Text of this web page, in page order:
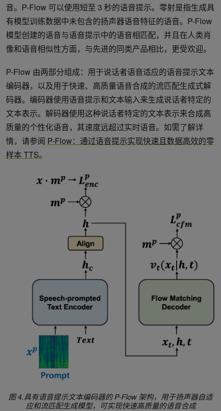
音。P-Flow 可以使用短至 3 秒的语音提示。零射是指生成具
有模型训练数据中未包含的扬声器语音特征的语音。P-Flow
模型创建的语音与语音提示中的语音相匹配，并且在人类肖
像和语音相似性方面，与先进的同类产品相比，更受欢迎。
P-Flow 由两部分组成：用于说话者语音适应的语音提示文本
编码器，以及用于快速、高质量语音合成的流匹配生成式解
码器。编码器使用语音提示和文本输入来生成说话者特定的
文本表示。解码器使用这种说话者特定的文本表示来合成高
质量的个性化语音，其速度远超过实时语音。如需了解详
情，请参阅 P-Flow：通过语音提示实现快速且数据高效的零
样本 TTS。
图 4.具有语音提示文本编码器的 P-Flow 架构，用于扬声器自适
应和流匹配生成模型，可实现快速高质量的语音合成